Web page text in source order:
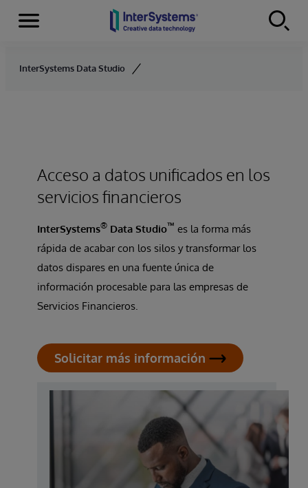
Skip to content
Secciones
InterSystems Data Studio
Acceso a datos unificados en los
servicios financieros
InterSystems® Data Studio™ es la forma más
rápida de acabar con los silos y transformar los
datos dispares en una fuente única de
información procesable para las empresas de
Servicios Financieros.
Solicitar más información